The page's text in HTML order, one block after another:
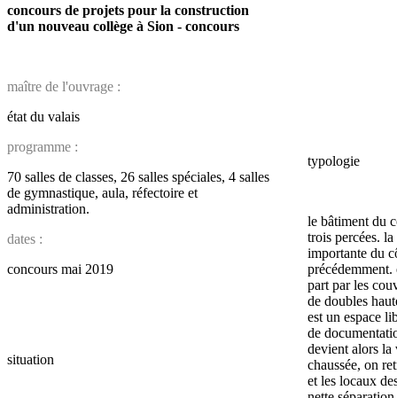
concours de projets pour la construction
d'un nouveau collège à Sion - concours
maître de l'ouvrage :
état du valais
programme :
70 salles de classes, 26 salles spéciales, 4 salles
de gymnastique, aula, réfectoire et
administration.
dates :
concours mai 2019
situation
typologie
le bâtiment du
trois percées.
importante du
précédemment.
part par les
de doubles
est un espace
de
devient alors la
chaussée, on
et les locaux